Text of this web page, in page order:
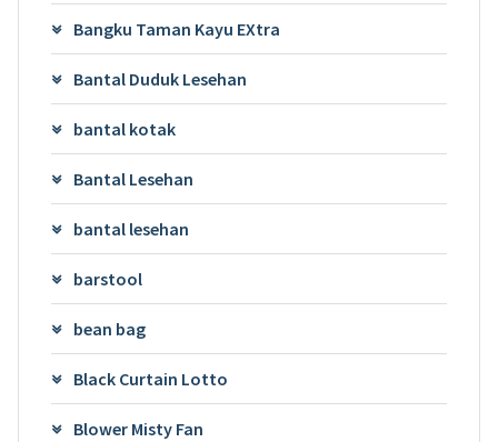
Bangku Taman Kayu EXtra
Bantal Duduk Lesehan
bantal kotak
Bantal Lesehan
bantal lesehan
barstool
bean bag
Black Curtain Lotto
Blower Misty Fan